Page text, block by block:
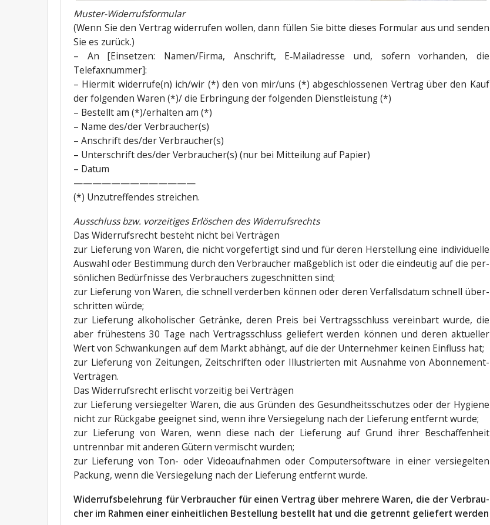
Mus­ter-Wider­rufs­for­mu­lar
(Wenn Sie den Ver­trag wider­ru­fen wol­len, dann fül­len Sie bit­te die­ses For­mu­lar aus und sen­den
Sie es zurück.)
– An [Ein­set­zen: Namen/Firma, Anschrift, E‑Mailadresse und, sofern vor­han­den, die
Telefaxnummer]:
– Hier­mit widerrufe(n) ich/wir (*) den von mir/uns (*) abge­schlos­se­nen Ver­trag über den Kauf
der fol­gen­den Waren (*)/ die Erbrin­gung der fol­gen­den Dienstleistung (*)
– Bestellt am (*)/erhalten am (*)
– Name des/der Verbraucher(s)
– Anschrift des/der Verbraucher(s)
– Unter­schrift des/der Verbraucher(s) (nur bei Mit­tei­lung auf Papier)
– Datum
—————————————
(*) Unzu­tref­fen­des streichen.
Aus­schluss bzw. vor­zei­ti­ges Erlö­schen des Widerrufsrechts
Das Wider­rufs­recht besteht nicht bei Verträgen
zur Lie­fe­rung von Waren, die nicht vor­ge­fer­tigt sind und für deren Her­stel­lung eine indi­vi­du­el­le
Aus­wahl oder Bestim­mung durch den Ver­brau­cher maß­geb­lich ist oder die ein­deu­tig auf die per­
sön­li­chen Bedürf­nis­se des Ver­brau­chers zuge­schnit­ten sind;
zur Lie­fe­rung von Waren, die schnell ver­der­ben kön­nen oder deren Ver­falls­da­tum schnell über­
schrit­ten würde;
zur Lie­fe­rung alko­ho­li­scher Geträn­ke, deren Preis bei Ver­trags­schluss ver­ein­bart wur­de, die
aber frü­hes­tens 30 Tage nach Ver­trags­schluss gelie­fert wer­den kön­nen und deren aktu­el­ler
Wert von Schwan­kun­gen auf dem Markt abhängt, auf die der Unter­neh­mer kei­nen Ein­fluss hat;
zur Lie­fe­rung von Zei­tun­gen, Zeit­schrif­ten oder Illus­trier­ten mit Aus­nah­me von Abonnement-
Verträgen.
Das Wider­rufs­recht erlischt vor­zei­tig bei Verträgen
zur Lie­fe­rung ver­sie­gel­ter Waren, die aus Grün­den des Gesund­heits­schut­zes oder der Hygie­ne
nicht zur Rück­ga­be geeig­net sind, wenn ihre Ver­sie­ge­lung nach der Lie­fe­rung ent­fernt wurde;
zur Lie­fe­rung von Waren, wenn die­se nach der Lie­fe­rung auf Grund ihrer Beschaf­fen­heit
untrenn­bar mit ande­ren Gütern ver­mischt wurden;
zur Lie­fe­rung von Ton- oder Video­auf­nah­men oder Com­pu­ter­soft­ware in einer ver­sie­gel­ten
Packung, wenn die Ver­sie­ge­lung nach der Lie­fe­rung ent­fernt wurde.
Wider­rufs­be­leh­rung für Ver­brau­cher für einen Ver­trag über meh­re­re Waren, die der Ver­brau­
cher im Rah­men einer ein­heit­li­chen Bestel­lung bestellt hat und die getrennt gelie­fert werden